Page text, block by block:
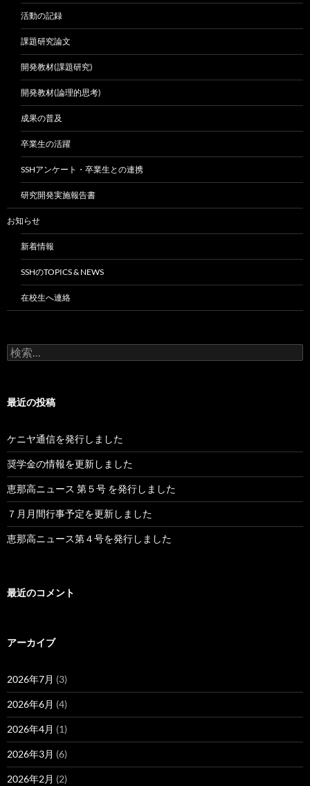
活動の記録
課題研究論文
開発教材(課題研究)
開発教材(論理的思考)
成果の普及
卒業生の活躍
SSHアンケート・卒業生との連携
研究開発実施報告書
お知らせ
新着情報
SSHのTOPICS & NEWS
在校生へ連絡
検
索:
最近の投稿
ケニヤ通信を発行しました
奨学金の情報を更新しました
恵那高ニュース 第５号 を発行しました
７月月間行事予定を更新しました
恵那高ニュース第４号を発行しました
最近のコメント
アーカイブ
2026年7月 (3)
2026年6月 (4)
2026年4月 (1)
2026年3月 (6)
2026年2月 (2)